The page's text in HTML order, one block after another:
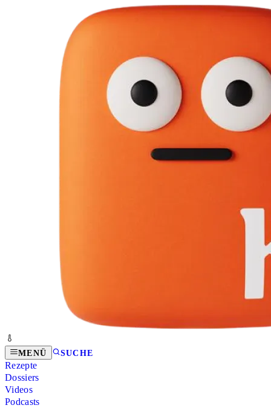
MENÜ SUCHE
Rezepte
Dossiers
Videos
Podcasts